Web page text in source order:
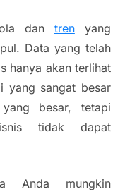
dan trenyang
Data yang telah
hanya akan terlihat
yang sangat besar
besar, tetapi
tidak dapat
Anda mungkin